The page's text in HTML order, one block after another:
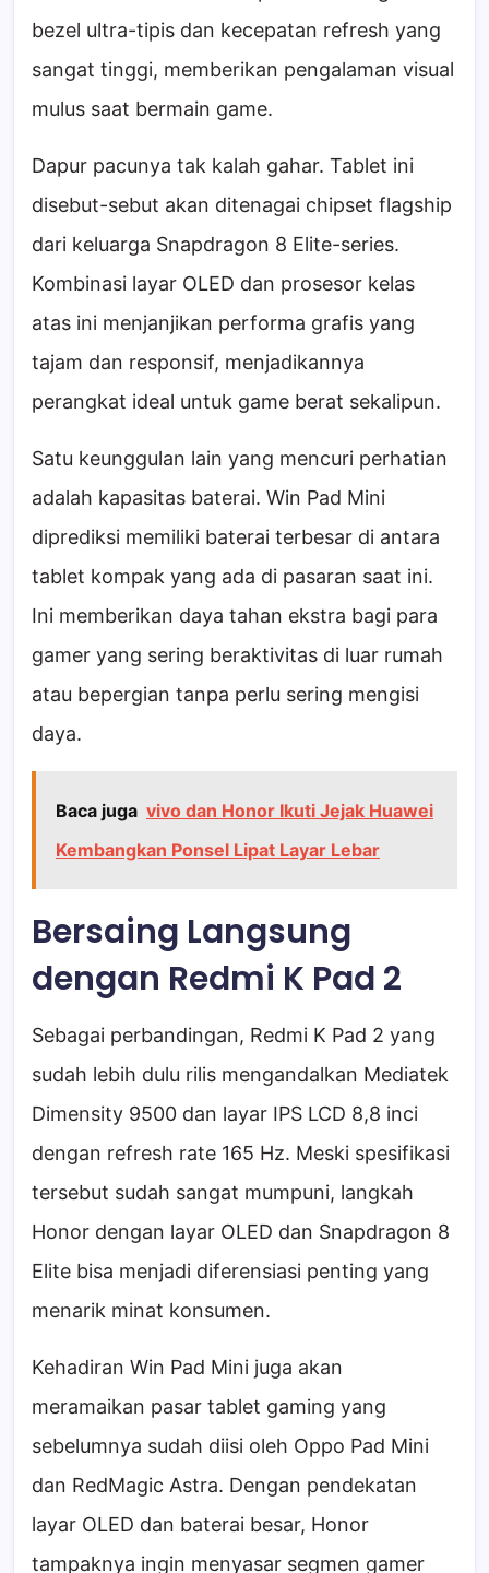
bezel ultra-tipis dan kecepatan refresh yang
sangat tinggi, memberikan pengalaman visual
mulus saat bermain game.
Dapur pacunya tak kalah gahar. Tablet ini
disebut-sebut akan ditenagai chipset flagship
dari keluarga Snapdragon 8 Elite-series.
Kombinasi layar OLED dan prosesor kelas
atas ini menjanjikan performa grafis yang
tajam dan responsif, menjadikannya
perangkat ideal untuk game berat sekalipun.
Satu keunggulan lain yang mencuri perhatian
adalah kapasitas baterai. Win Pad Mini
diprediksi memiliki baterai terbesar di antara
tablet kompak yang ada di pasaran saat ini.
Ini memberikan daya tahan ekstra bagi para
gamer yang sering beraktivitas di luar rumah
atau bepergian tanpa perlu sering mengisi
daya.
Baca juga vivo dan Honor Ikuti Jejak Huawei
Kembangkan Ponsel Lipat Layar Lebar
Bersaing Langsung
dengan Redmi K Pad 2
Sebagai perbandingan, Redmi K Pad 2 yang
sudah lebih dulu rilis mengandalkan Mediatek
Dimensity 9500 dan layar IPS LCD 8,8 inci
dengan refresh rate 165 Hz. Meski spesifikasi
tersebut sudah sangat mumpuni, langkah
Honor dengan layar OLED dan Snapdragon 8
Elite bisa menjadi diferensiasi penting yang
menarik minat konsumen.
Kehadiran Win Pad Mini juga akan
meramaikan pasar tablet gaming yang
sebelumnya sudah diisi oleh Oppo Pad Mini
dan RedMagic Astra. Dengan pendekatan
layar OLED dan baterai besar, Honor
tampaknya ingin menyasar segmen gamer